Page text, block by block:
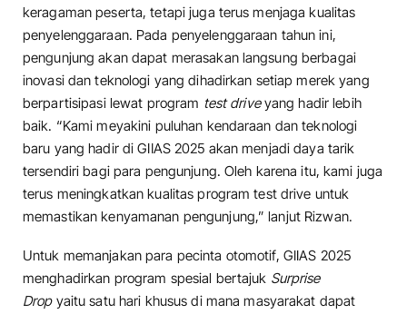
keragaman peserta, tetapi juga terus menjaga kualitas
penyelenggaraan. Pada penyelenggaraan tahun ini,
pengunjung akan dapat merasakan langsung berbagai
inovasi dan teknologi yang dihadirkan setiap merek yang
berpartisipasi lewat program test driveyang hadir lebih
baik. “Kami meyakini puluhan kendaraan dan teknologi
baru yang hadir di GIIAS 2025 akan menjadi daya tarik
tersendiri bagi para pengunjung. Oleh karena itu, kami juga
terus meningkatkan kualitas program test drive untuk
memastikan kenyamanan pengunjung,” lanjut Rizwan.
Untuk memanjakan para pecinta otomotif, GIIAS 2025
menghadirkan program spesial bertajuk Surprise
Drop yaitu satu hari khusus di mana masyarakat dapat